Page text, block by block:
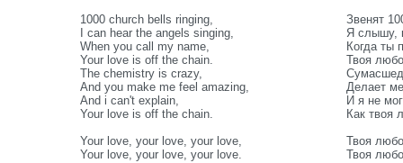
1000 church bells ringing,
I can hear the angels singing,
When you call my name,
Your love is off the chain.
The chemistry is crazy,
And you make me feel amazing,
And i can't explain,
Your love is off the chain.
Your love, your love, your love,
Your love, your love, your love.
Звенят
Я слышу,
Когда ты
Твоя
Делает
И я не
Как твоя
Твоя
Твоя